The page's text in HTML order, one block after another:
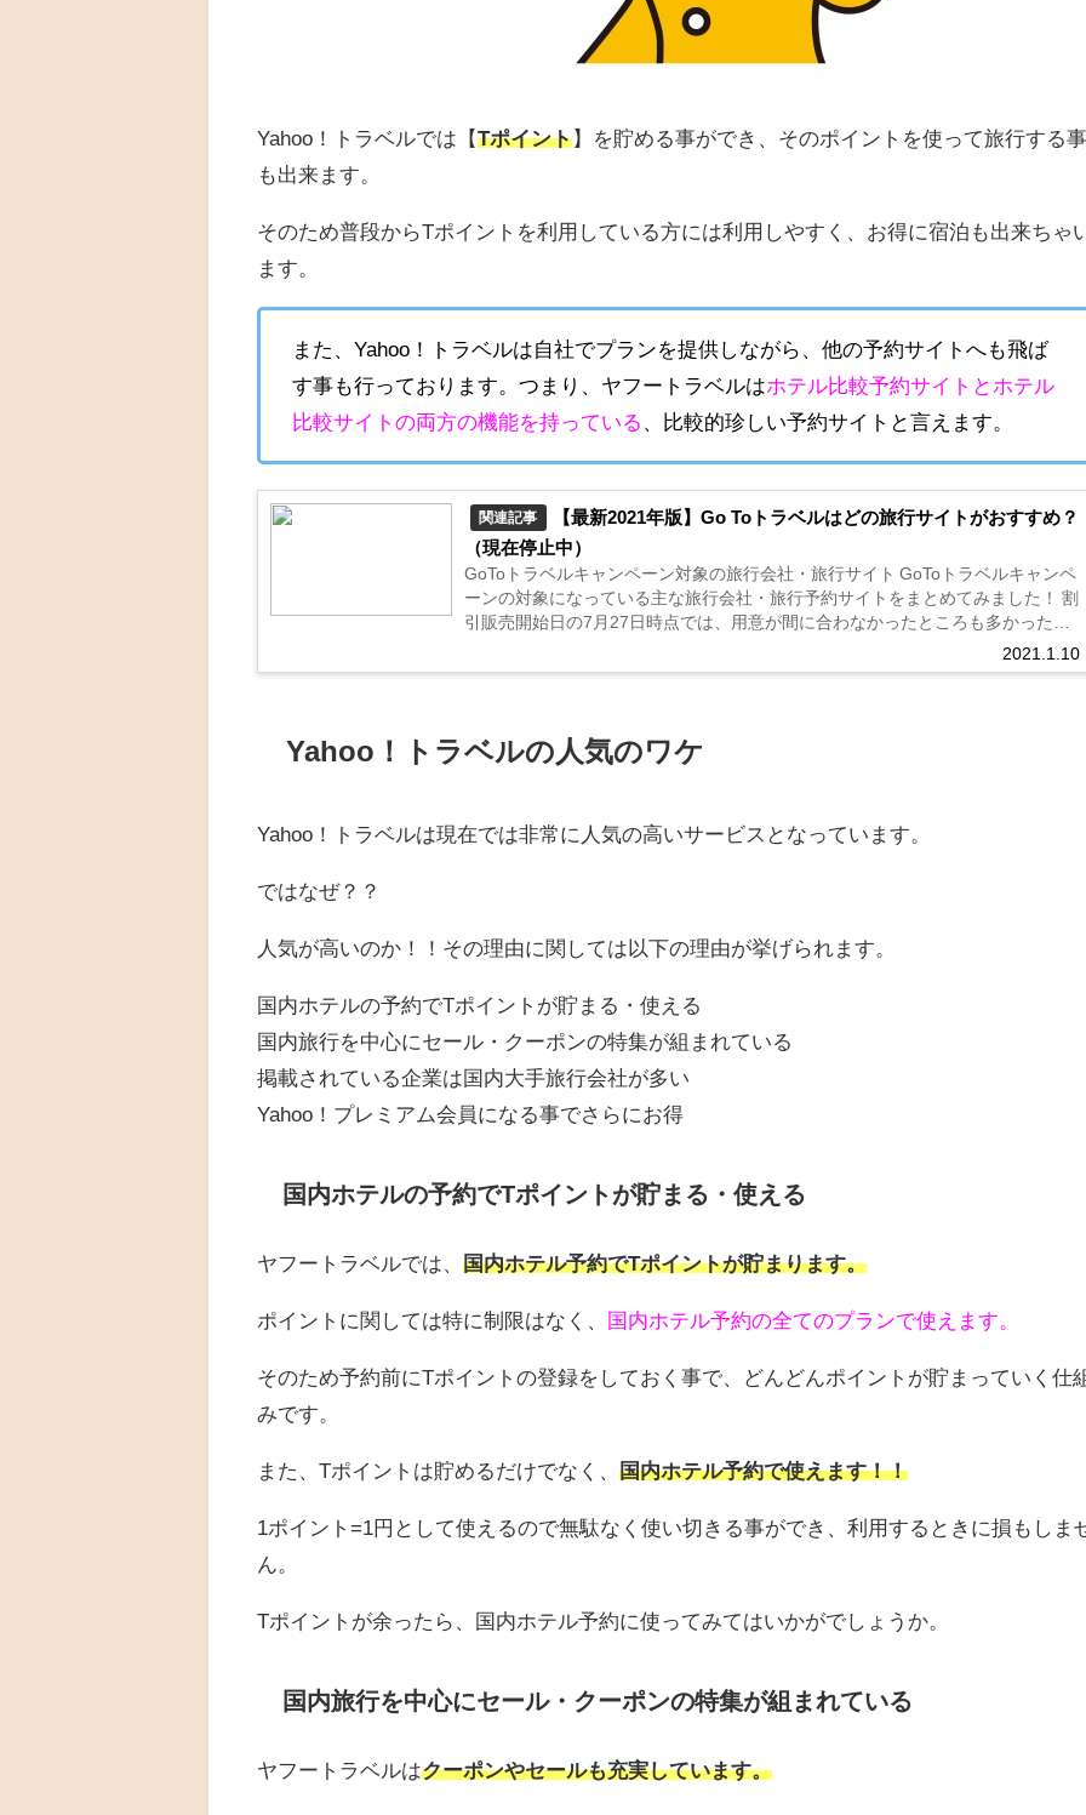
Yahoo！トラベルでは【Tポイント】を貯める事ができ、そのポイントを使って旅行する
も出来ます。
そのため普段からTポイントを利用している方には利用しやすく、お得に宿泊も出来ちゃ
ます。
また、Yahoo！トラベルは自社でプランを提供しながら、他の予約サイトへも飛ば
す事も行っております。 つまり、ヤフートラベルはホテル比較予約サイトとホテル
比較サイトの両方の機能を持っている 、 比較的珍しい予約サイトと言えます。
関連記事
【最新2021年版】Go Toトラベルはどの旅行サイトがおすすめ？
（現在停止中）
2021.1.10
GoToトラベルキャンペーン対象の旅行会社・旅行サイト GoToトラベルキャンペ
ーンの対象になっている主な旅行会社・旅行予約サイトをまとめてみました！ 割
引販売開始日の7月27日時点では、用意が間に合わなかったところも多かったの
ですが、9月に入ってからはどの旅行会社も割引商品が出揃ってきました。 当...
Yahoo！トラベルの人気のワケ
Yahoo！トラベルは現在では非常に人気の高いサービスとなっています。
ではなぜ？？
人気が高いのか！！その理由に関しては以下の理由が挙げられます。
国内ホテルの予約でTポイントが貯まる・使える
国内旅行を中心にセール・クーポンの特集が組まれている
掲載されている企業は国内大手旅行会社が多い
Yahoo！プレミアム会員になる事でさらにお得
国内ホテルの予約でTポイントが貯まる・使える
ヤフートラベルでは、国内ホテル予約でTポイントが貯まります。
ポイントに関しては特に制限はなく、 国内ホテル予約の全てのプランで使えます。
そのため予約前にTポイントの登録をしておく事で、どんどんポイントが貯まっていく仕
みです。
また、Tポイントは貯めるだけでなく、国内ホテル予約で使えます！！
1ポイント=1円として使えるので無駄なく使い切きる事ができ、利用するときに損もしま
ん。
Tポイントが余ったら、国内ホテル予約に使ってみてはいかがでしょうか。
国内旅行を中心にセール・クーポンの特集が組まれている
ヤフートラベルはクーポンやセールも充実しています。